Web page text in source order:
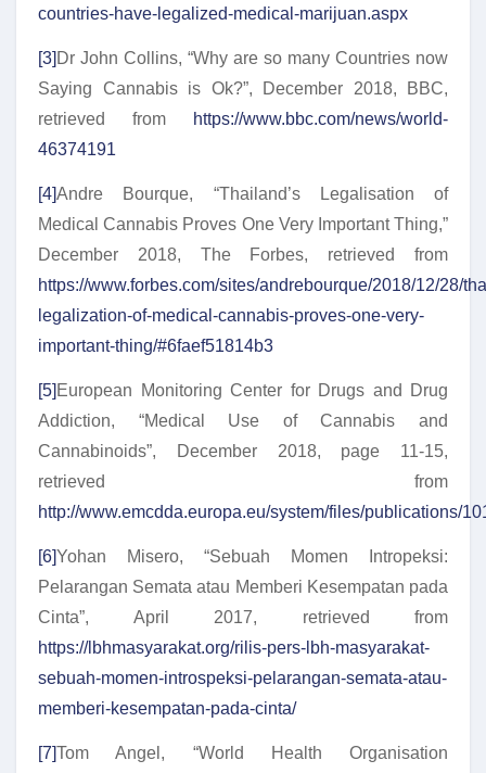
countries-have-legalized-medical-marijuan.aspx
[3] Dr John Collins, “Why are so many Countries now
Saying Cannabis is Ok?”, December 2018, BBC,
retrieved from
https://www.bbc.com/news/world-
46374191
[4]Andre Bourque, “Thailand’s Legalisation of
Medical Cannabis Proves One Very Important Thing,”
December 2018, The Forbes, retrieved from
https://www.forbes.com/sites/andrebourque/2018/12/28/
legalization-of-medical-cannabis-proves-one-very-
important-thing/#6faef51814b3
[5] European Monitoring Center for Drugs and Drug
Addiction, “Medical Use of Cannabis and
Cannabinoids”, December 2018, page 11-15,
retrieved from
http://www.emcdda.europa.eu/system/files/publications/
[6]Yohan Misero, “Sebuah Momen Intropeksi:
Pelarangan Semata atau Memberi Kesempatan pada
Cinta”, April 2017, retrieved from
https://lbhmasyarakat.org/rilis-pers-lbh-masyarakat-
sebuah-momen-introspeksi-pelarangan-semata-atau-
memberi-kesempatan-pada-cinta/
[7]Tom Angel, “World Health Organisation